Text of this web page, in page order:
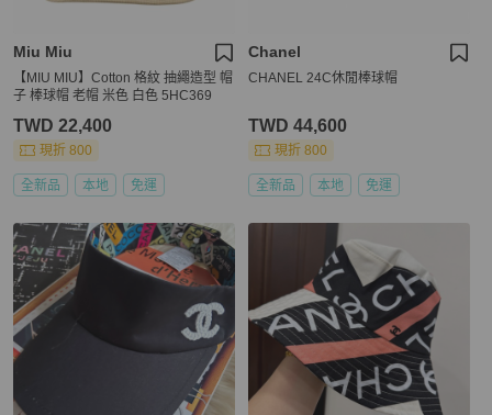
Miu Miu
【MIU MIU】Cotton 格紋 抽繩造型 帽
子 棒球帽 老帽 米色 白色 5HC369
TWD 22,400
現折 800
全新品 本地 免運
Chanel
CHANEL 24C休閒棒球帽
TWD 44,600
現折 800
全新品 本地 免運